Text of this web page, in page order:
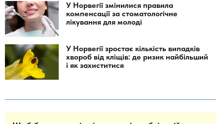
У Норвегії змінилися правила
компенсації за стоматологічне
лікування для молоді
У Норвегії зростає кількість випадків
хвороб від кліщів: де ризик найбільший
і як захиститися